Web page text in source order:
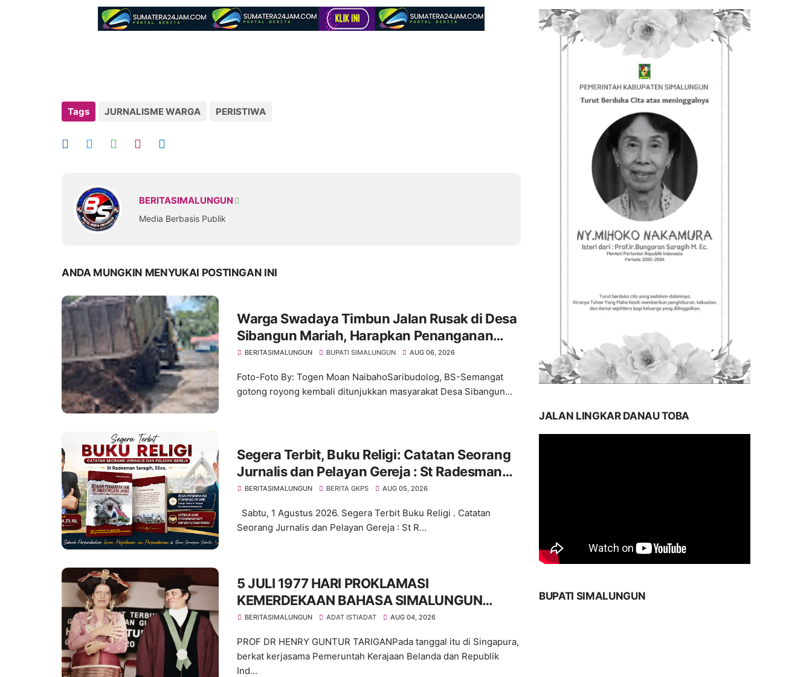
Tags JURNALISME WARGA PERISTIWA
BERITASIMALUNGUN
Media Berbasis Publik
ANDA MUNGKIN MENYUKAI POSTINGAN INI
Warga Swadaya Timbun Jalan Rusak di Desa
Sibangun Mariah, Harapkan Penanganan
Permanen dari Pemerintah
BERITASIMALUNGUN BUPATI SIMALUNGUN AUG 06, 2026
Foto-Foto By: Togen Moan NaibahoSaribudolog, BS-Semangat
gotong royong kembali ditunjukkan masyarakat Desa Sibangun...
Segera Terbit, Buku Religi: Catatan Seorang
Jurnalis dan Pelayan Gereja : St Radesman
Saragih, SSos
BERITASIMALUNGUN BERITA GKPS AUG 05, 2026
Sabtu, 1 Agustus 2026. Segera Terbit Buku Religi . Catatan
Seorang Jurnalis dan Pelayan Gereja : St R...
5 JULI 1977 HARI PROKLAMASI
KEMERDEKAAN BAHASA SIMALUNGUN
SECARA ILMIAH
BERITASIMALUNGUN ADAT ISTIADAT AUG 04, 2026
PROF DR HENRY GUNTUR TARIGANPada tanggal itu di Singapura,
berkat kerjasama Pemeruntah Kerajaan Belanda dan Republik
Ind...
JALAN LINGKAR DANAU TOBA
BUPATI SIMALUNGUN